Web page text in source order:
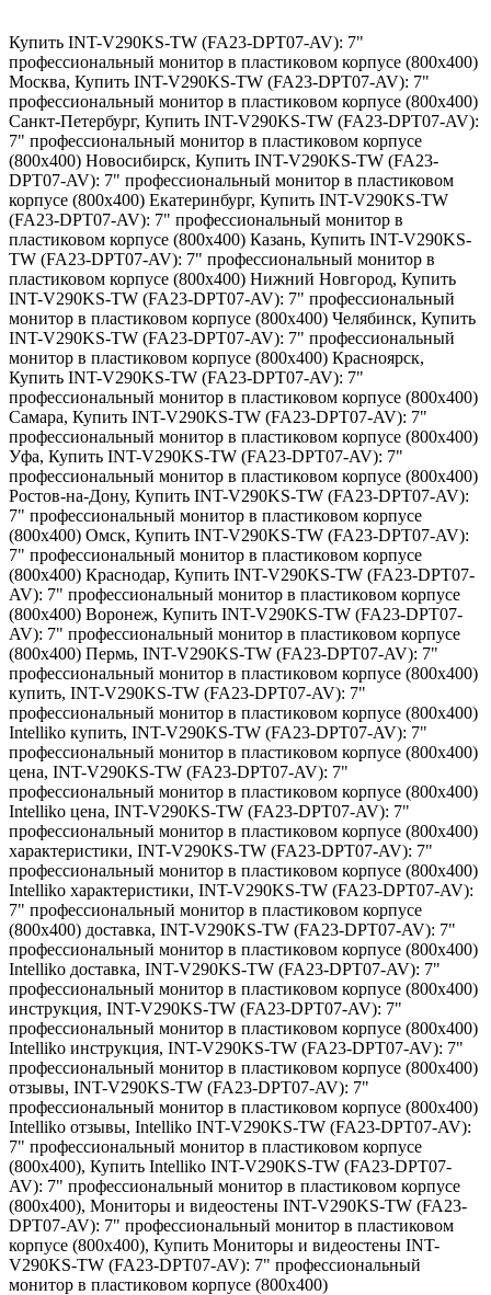
Купить INT-V290KS-TW (FA23-DPT07-AV): 7"
профессиональный монитор в пластиковом корпусе (800x400)
Москва, Купить INT-V290KS-TW (FA23-DPT07-AV): 7"
профессиональный монитор в пластиковом корпусе (800x400)
Санкт-Петербург, Купить INT-V290KS-TW (FA23-DPT07-AV):
7" профессиональный монитор в пластиковом корпусе
(800x400) Новосибирск, Купить INT-V290KS-TW (FA23-
DPT07-AV): 7" профессиональный монитор в пластиковом
корпусе (800x400) Екатеринбург, Купить INT-V290KS-TW
(FA23-DPT07-AV): 7" профессиональный монитор в
пластиковом корпусе (800x400) Казань, Купить INT-V290KS-
TW (FA23-DPT07-AV): 7" профессиональный монитор в
пластиковом корпусе (800x400) Нижний Новгород, Купить
INT-V290KS-TW (FA23-DPT07-AV): 7" профессиональный
монитор в пластиковом корпусе (800x400) Челябинск, Купить
INT-V290KS-TW (FA23-DPT07-AV): 7" профессиональный
монитор в пластиковом корпусе (800x400) Красноярск,
Купить INT-V290KS-TW (FA23-DPT07-AV): 7"
профессиональный монитор в пластиковом корпусе (800x400)
Самара, Купить INT-V290KS-TW (FA23-DPT07-AV): 7"
профессиональный монитор в пластиковом корпусе (800x400)
Уфа, Купить INT-V290KS-TW (FA23-DPT07-AV): 7"
профессиональный монитор в пластиковом корпусе (800x400)
Ростов-на-Дону, Купить INT-V290KS-TW (FA23-DPT07-AV):
7" профессиональный монитор в пластиковом корпусе
(800x400) Омск, Купить INT-V290KS-TW (FA23-DPT07-AV):
7" профессиональный монитор в пластиковом корпусе
(800x400) Краснодар, Купить INT-V290KS-TW (FA23-DPT07-
AV): 7" профессиональный монитор в пластиковом корпусе
(800x400) Воронеж, Купить INT-V290KS-TW (FA23-DPT07-
AV): 7" профессиональный монитор в пластиковом корпусе
(800x400) Пермь, INT-V290KS-TW (FA23-DPT07-AV): 7"
профессиональный монитор в пластиковом корпусе (800x400)
купить, INT-V290KS-TW (FA23-DPT07-AV): 7"
профессиональный монитор в пластиковом корпусе (800x400)
Intelliko купить, INT-V290KS-TW (FA23-DPT07-AV): 7"
профессиональный монитор в пластиковом корпусе (800x400)
цена, INT-V290KS-TW (FA23-DPT07-AV): 7"
профессиональный монитор в пластиковом корпусе (800x400)
Intelliko цена, INT-V290KS-TW (FA23-DPT07-AV): 7"
профессиональный монитор в пластиковом корпусе (800x400)
характеристики, INT-V290KS-TW (FA23-DPT07-AV): 7"
профессиональный монитор в пластиковом корпусе (800x400)
Intelliko характеристики, INT-V290KS-TW (FA23-DPT07-AV):
7" профессиональный монитор в пластиковом корпусе
(800x400) доставка, INT-V290KS-TW (FA23-DPT07-AV): 7"
профессиональный монитор в пластиковом корпусе (800x400)
Intelliko доставка, INT-V290KS-TW (FA23-DPT07-AV): 7"
профессиональный монитор в пластиковом корпусе (800x400)
инструкция, INT-V290KS-TW (FA23-DPT07-AV): 7"
профессиональный монитор в пластиковом корпусе (800x400)
Intelliko инструкция, INT-V290KS-TW (FA23-DPT07-AV): 7"
профессиональный монитор в пластиковом корпусе (800x400)
отзывы, INT-V290KS-TW (FA23-DPT07-AV): 7"
профессиональный монитор в пластиковом корпусе (800x400)
Intelliko отзывы, Intelliko INT-V290KS-TW (FA23-DPT07-AV):
7" профессиональный монитор в пластиковом корпусе
(800x400), Купить Intelliko INT-V290KS-TW (FA23-DPT07-
AV): 7" профессиональный монитор в пластиковом корпусе
(800x400), Мониторы и видеостены INT-V290KS-TW (FA23-
DPT07-AV): 7" профессиональный монитор в пластиковом
корпусе (800x400), Купить Мониторы и видеостены INT-
V290KS-TW (FA23-DPT07-AV): 7" профессиональный
монитор в пластиковом корпусе (800x400)